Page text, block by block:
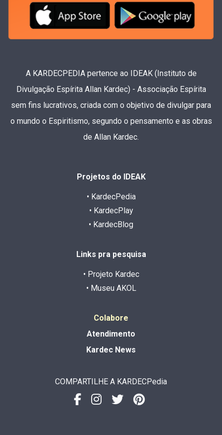
A KARDECPEDIA pertence ao IDEAK (Instituto de
Divulgação Espírita Allan Kardec) - Associação Espírita
sem fins lucrativos, criada com o objetivo de divulgar para
o mundo o Espiritismo, segundo o pensamento e as obras
de Allan Kardec.
Projetos do IDEAK
• KardecPedia
• KardecPlay
• KardecBlog
Links pra pesquisa
• Projeto Kardec
• Museu AKOL
Colabore
Atendimento
Kardec News
COMPARTILHE A KARDECPedia